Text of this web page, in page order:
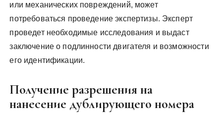
или механических повреждений, может
потребоваться проведение экспертизы. Эксперт
проведет необходимые исследования и выдаст
заключение о подлинности двигателя и возможности
его идентификации.
Получение разрешения на
нанесение дублирующего номера